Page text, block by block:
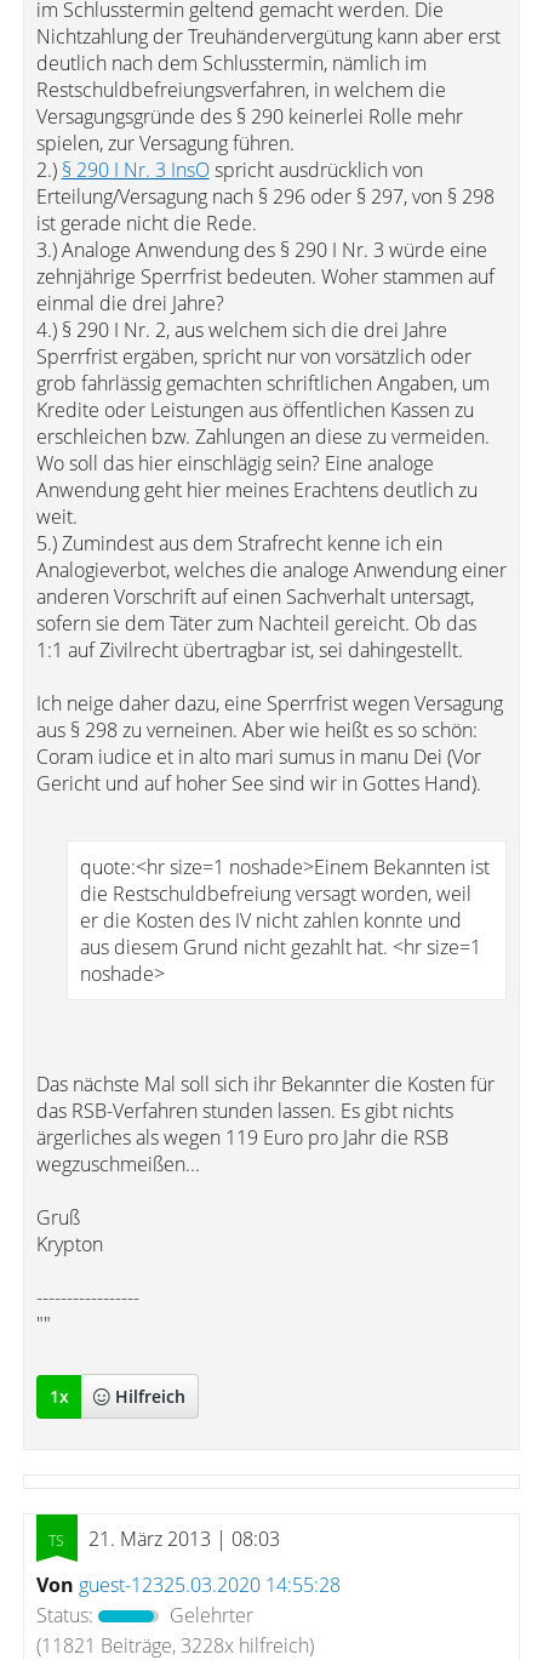
im Schlusstermin geltend gemacht werden. Die
Nichtzahlung der Treuhändervergütung kann aber erst
deutlich nach dem Schlusstermin, nämlich im
Restschuldbefreiungsverfahren, in welchem die
Versagungsgründe des § 290 keinerlei Rolle mehr
spielen, zur Versagung führen.
2.) § 290 I Nr. 3 InsOspricht ausdrücklich von
Erteilung/Versagung nach § 296 oder § 297, von § 298
ist gerade nicht die Rede.
3.) Analoge Anwendung des § 290 I Nr. 3 würde eine
zehnjährige Sperrfrist bedeuten. Woher stammen auf
einmal die drei Jahre?
4.) § 290 I Nr. 2, aus welchem sich die drei Jahre
Sperrfrist ergäben, spricht nur von vorsätzlich oder
grob fahrlässig gemachten schriftlichen Angaben, um
Kredite oder Leistungen aus öffentlichen Kassen zu
erschleichen bzw. Zahlungen an diese zu vermeiden.
Wo soll das hier einschlägig sein? Eine analoge
Anwendung geht hier meines Erachtens deutlich zu
weit.
5.) Zumindest aus dem Strafrecht kenne ich ein
Analogieverbot, welches die analoge Anwendung einer
anderen Vorschrift auf einen Sachverhalt untersagt,
sofern sie dem Täter zum Nachteil gereicht. Ob das
1:1 auf Zivilrecht übertragbar ist, sei dahingestellt.
Ich neige daher dazu, eine Sperrfrist wegen Versagung
aus § 298 zu verneinen. Aber wie heißt es so schön:
Coram iudice et in alto mari sumus in manu Dei (Vor
Gericht und auf hoher See sind wir in Gottes Hand).
quote:<hr size=1 noshade>Einem Bekannten ist
die Restschuldbefreiung versagt worden, weil
er die Kosten des IV nicht zahlen konnte und
aus diesem Grund nicht gezahlt hat. <hr size=1
noshade>
Das nächste Mal soll sich ihr Bekannter die Kosten für
das RSB-Verfahren stunden lassen. Es gibt nichts
ärgerliches als wegen 119 Euro pro Jahr die RSB
wegzuschmeißen...
Gruß
Krypton
-----------------
""
1x Hilfreich
21. März 2013 | 08:03
Von guest-12325.03.2020 14:55:28
Status:
Gelehrter
(11821 Beiträge, 3228x hilfreich)